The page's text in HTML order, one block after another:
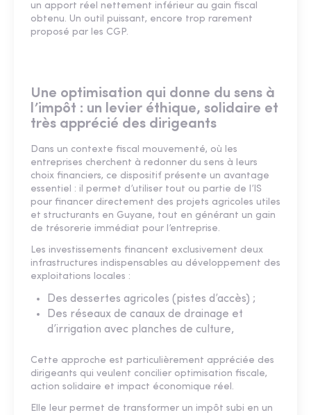
un apport réel nettement inférieur au gain fiscal
obtenu. Un outil puissant, encore trop rarement
proposé par les CGP.
Une optimisation qui donne du sens à
l’impôt : un levier éthique, solidaire et
très apprécié des dirigeants
Dans un contexte fiscal mouvementé, où les
entreprises cherchent à redonner du sens à leurs
choix financiers, ce dispositif présente un avantage
essentiel : il permet d’utiliser tout ou partie de l’IS
pour financer directement des projets agricoles utiles
et structurants en Guyane, tout en générant un gain
de trésorerie immédiat pour l’entreprise.
Les investissements financent exclusivement deux
infrastructures indispensables au développement des
exploitations locales :
Des dessertes agricoles (pistes d’accès) ;
Des réseaux de canaux de drainage et
d’irrigation avec planches de culture,
Cette approche est particulièrement appréciée des
dirigeants qui veulent concilier optimisation fiscale,
action solidaire et impact économique réel.
Elle leur permet de transformer un impôt subi en un